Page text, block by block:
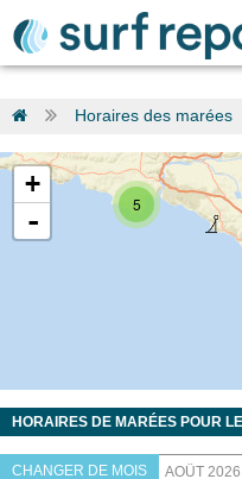
Horaires des marées
5
+
-
HORAIRES DE MARÉES POUR
CHANGER DE MOIS